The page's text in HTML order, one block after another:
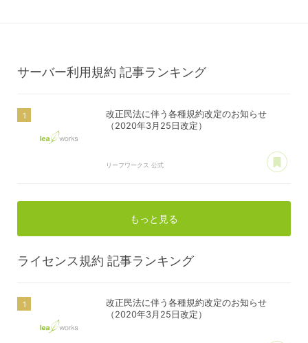
サーバー利用規約 記事ランキング
改正民法に伴う各種規約改定のお知らせ
（2020年3月25日改定）
リーフワークス 公式
もっと見る
ライセンス規約 記事ランキング
改正民法に伴う各種規約改定のお知らせ
（2020年3月25日改定）